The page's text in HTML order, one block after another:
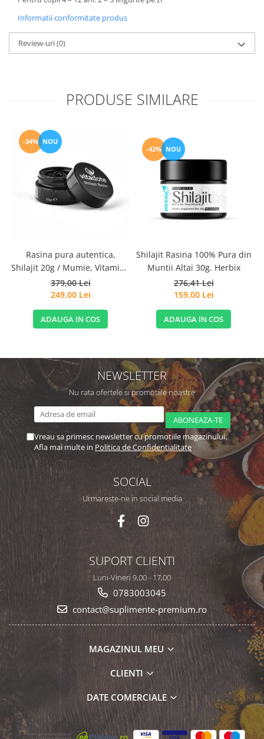
Informatii conformitate produs
Review-uri(0)
PRODUSE SIMILARE
-34% NOU
Rasina pura autentica,
Shilajit 20g / Mumie, Vitamine
si Micronutrienti - Vitadote
379,00 Lei
249,00 Lei
ADAUGA IN COS
-42% NOU
Shilajit Rasina 100% Pura din
Muntii Altai 30g. Herbix
276,41 Lei
159,00 Lei
ADAUGA IN COS
NEWSLETTER
Nu rata ofertele si promotiile noastre
Vreau sa primesc newsletter cu promotiile magazinului.
Afla mai multe in Politica de Confidentialitate
SOCIAL
Urmareste-ne in social media
SUPORT CLIENTI
Luni-Vineri 9,00 - 17,00
0783003045
contact@suplimente-premium.ro
MAGAZINUL MEU
CLIENTI
DATE COMERCIALE